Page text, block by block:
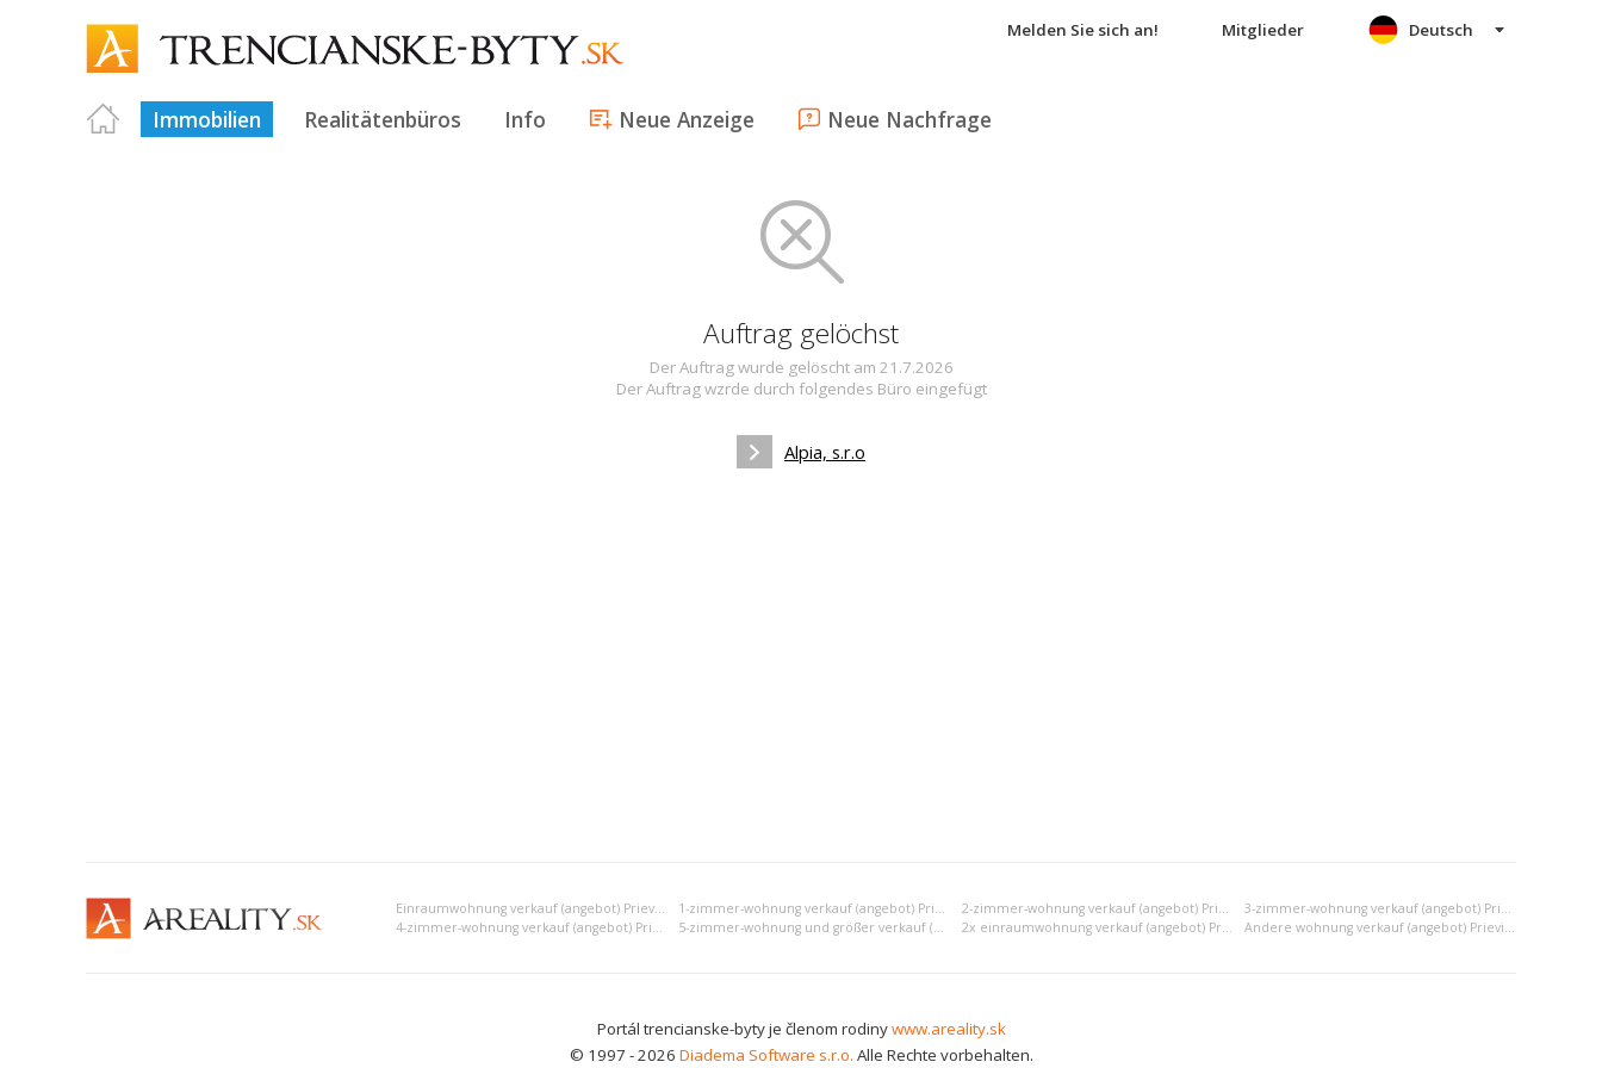
Melden Sie sich an! Mitglieder
Immobilien Realitätenbüros Info Neue Anzeige Neue Nachfrage
Deutsch
Auftrag gelöchst
Der Auftrag wurde gelöscht am 21.7.2026
Der Auftrag wzrde durch folgendes Büro eingefügt
Alpia, s.r.o
Einraumwohnung verkauf (angebot) Prievidza 1-zimmer-wohnung verkauf (angebot) Prievidza 2-zimmer-wohnung verkauf (angebot) Prievidza
3-zimmer-wohnung verkauf (angebot) Prievidza
4-zimmer-wohnung verkauf (angebot) Prievidza
5-zimmer-wohnung und größer verkauf (angebot) Prievidza 2x einraumwohnung verkauf (angebot) Prievidza Andere wohnung verkauf (angebot) Prievidza
Portál trencianske-byty je členom rodinywww.areality.sk
© 1997 - 2026 Diadema Software s.r.o. Alle Rechte vorbehalten.